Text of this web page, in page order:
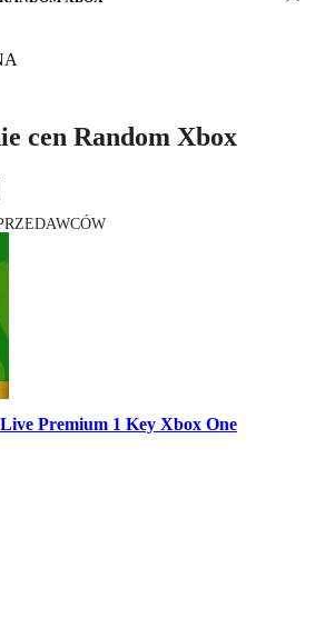
cen Random Xbox
Premium 1 Key Xbox One